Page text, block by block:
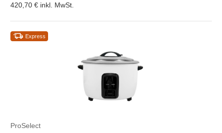
420,70 € inkl. MwSt.
Express
ProSelect